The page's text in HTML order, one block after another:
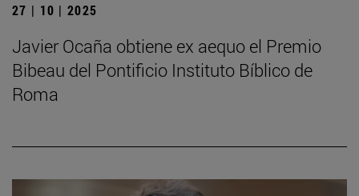
27 | 10 | 2025
Javier Ocaña obtiene ex aequo el Premio
Bibeau del Pontificio Instituto Bíblico de
Roma